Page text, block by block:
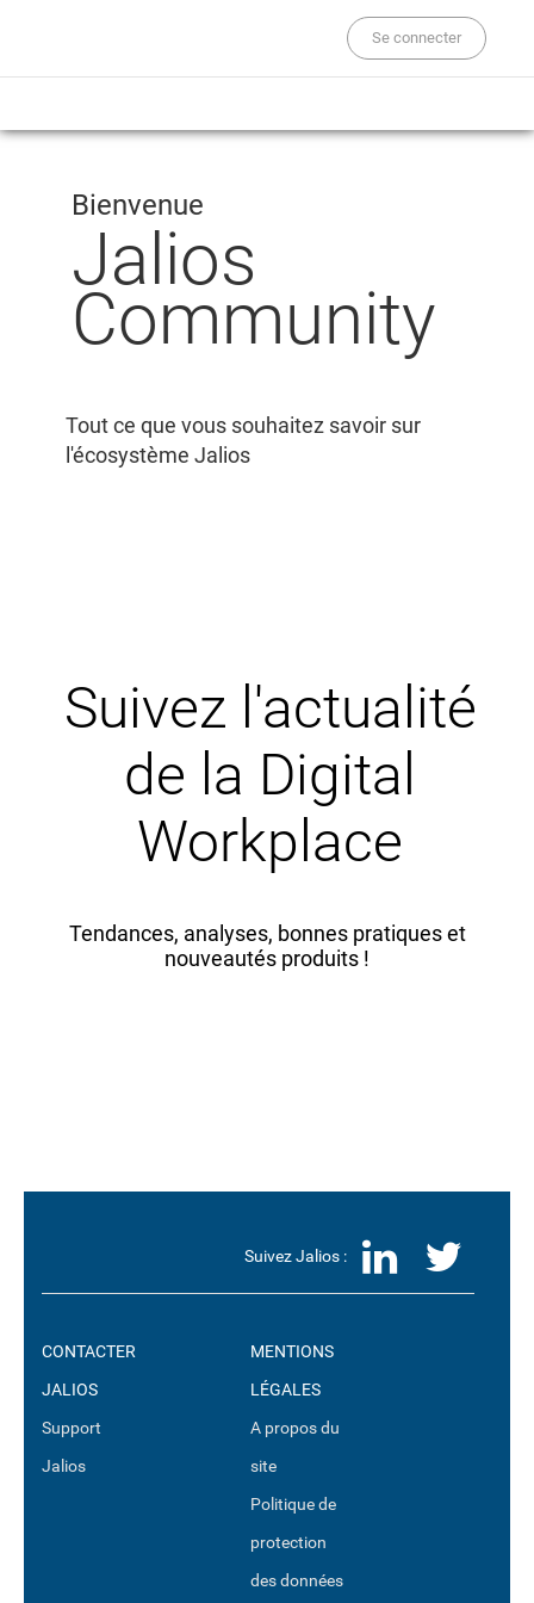
Se connecter
Bienvenue
Jalios
Community
Tout ce que vous souhaitez savoir sur
l'écosystème Jalios
Suivez l'actualité
de la Digital
Workplace
Tendances, analyses, bonnes pratiques et
nouveautés produits !
Suivez Jalios :
CONTACTER
JALIOS
Support
Jalios
MENTIONS
LÉGALES
A propos du
site
Politique de
protection
des données